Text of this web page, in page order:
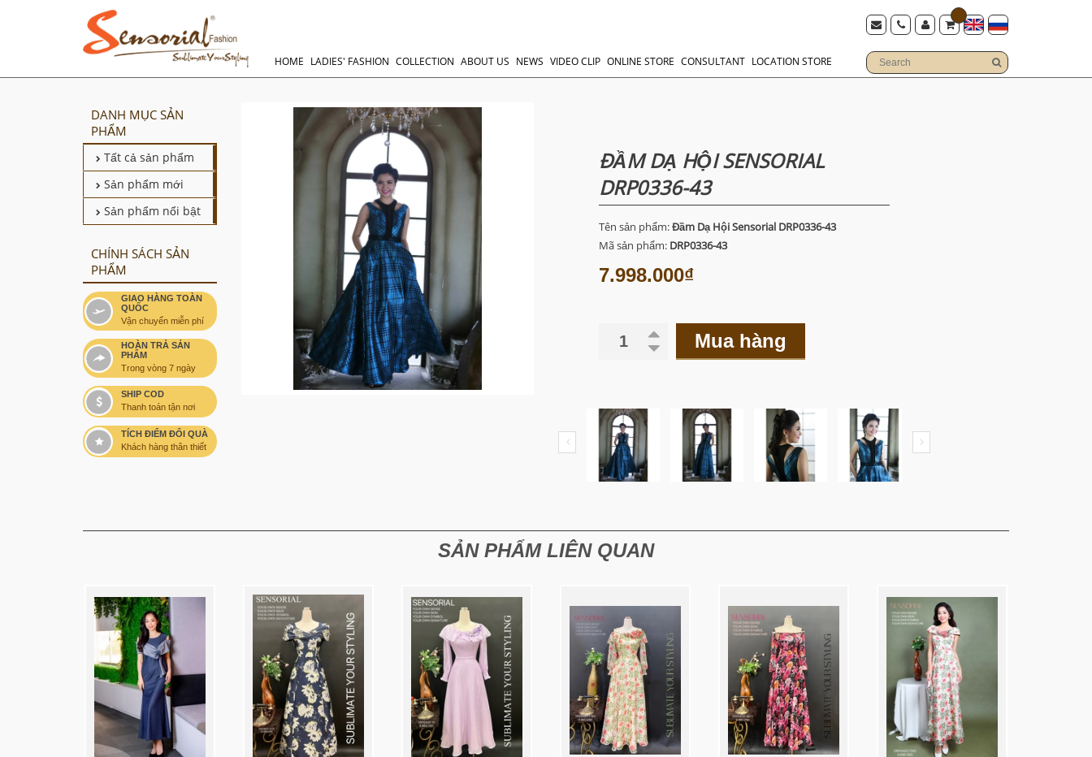
HOME LADIES' FASHION COLLECTION ABOUT US NEWS VIDEO CLIP ONLINE STORE CONSULTANT LOCATION STORE
DANH MỤC SẢN
PHẨM
Tất cả sản phẩm
Sản phẩm mới
Sản phẩm nổi bật
CHÍNH SÁCH SẢN
PHẨM
GIAO HÀNG TOÀN
QUỐC
Vận chuyển miễn phí
HOÀN TRẢ SẢN
PHẨM
Trong vòng 7 ngày
SHIP COD
Thanh toán tận nơi
TÍCH ĐIỂM ĐỔI QUÀ
Khách hàng thân thiết
ĐẦM DẠ HỘI SENSORIAL
DRP0336-43
Tên sản phẩm:Đầm Dạ Hội Sensorial DRP0336-43
Mã sản phẩm: DRP0336-43
7.998.000₫
Mua hàng
SẢN PHẨM LIÊN QUAN